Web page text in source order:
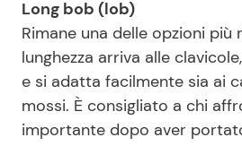
Long bob (lob)
Rimane una delle opzioni più
lunghezza arriva alle
e si adatta facilmente sia ai
mossi. È consigliato a chi
importante dopo aver